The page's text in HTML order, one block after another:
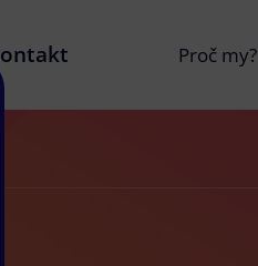
Proč my?